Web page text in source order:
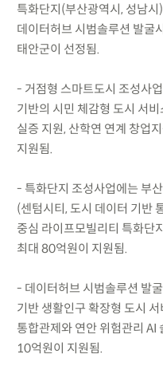
특화단지(부산광역시, 성남시
데이터허브 시범솔루션 발굴
태안군이 선정됨.
- 거점형 스마트도시 조성사
기반의 시민 체감형 도시 서
실증 지원, 산학연 연계 창업
지원됨.
- 특화단지 조성사업에는 부
(센텀시티, 도시 데이터 기반
중심 라이프모빌리티 특화단
최대 80억원이 지원됨.
- 데이터허브 시범솔루션 발
기반 생활인구 확장형 도시
통합관제와 연안 위험관리 AI
10억원이 지원됨.